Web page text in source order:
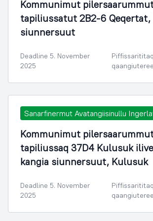
Kommunimut
tapiliussatut 2B2-6 Qeqertat,
siunnersuut
Deadline 5. November
2025
Piffissarititaq
Sanarfinermut Avatangiisinullu
Kommunimut
tapiliussaq 37D4 Kulusuk
kangia siunnersuut, Kulusuk
Deadline 5. November
2025
Piffissarititaq